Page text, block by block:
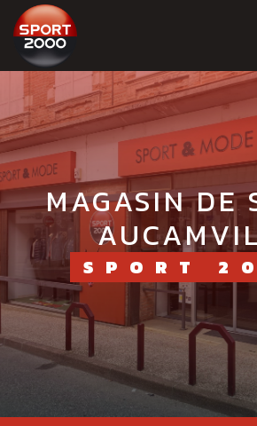
MAGASIN DE SPORT
SPORT
Panneau de gestion des cookies